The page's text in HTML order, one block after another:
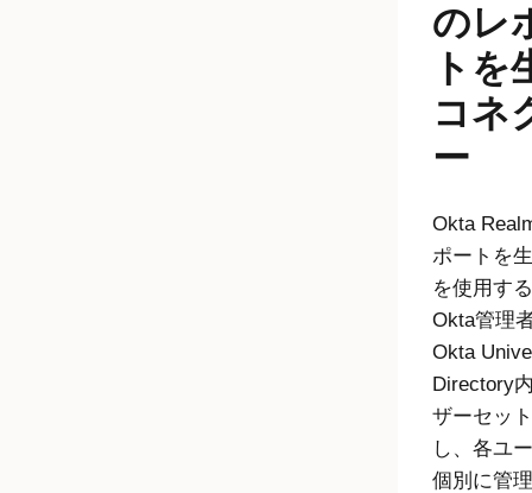
のレ
トを
コネ
ー
Okta
ポートを
を使用す
Okta管理
Okta
Directory
ザーセッ
し、各ユ
個別に管